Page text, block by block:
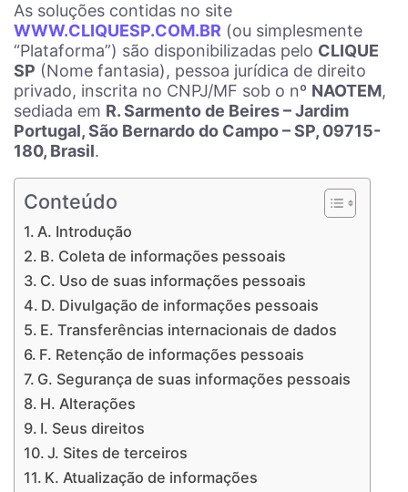
As soluções contidas no site
WWW.CLIQUESP.COM.BR (ou simplesmente
“Plataforma”) são disponibilizadas pelo CLIQUE
SP (Nome fantasia), pessoa jurídica de direito
privado, inscrita no CNPJ/MF sob o nº NAOTEM,
sediada em R. Sarmento de Beires – Jardim
Portugal, São Bernardo do Campo – SP, 09715-
180, Brasil.
Conteúdo
A. Introdução
B. Coleta de informações pessoais
C. Uso de suas informações pessoais
D. Divulgação de informações pessoais
E. Transferências internacionais de dados
F. Retenção de informações pessoais
G. Segurança de suas informações pessoais
H. Alterações
I. Seus direitos
J. Sites de terceiros
K. Atualização de informações